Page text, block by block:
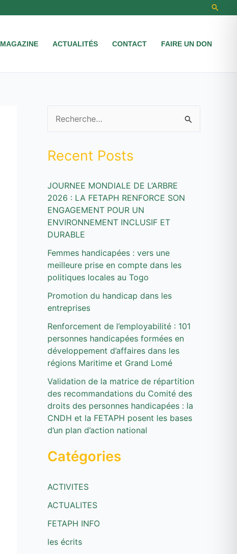
MAGAZINE ACTUALITÉS CONTACT FAIRE UN DON
c
e
r
c
h
e
r
:
Recent Posts
JOURNEE MONDIALE DE L’ARBRE
2026 : LA FETAPH RENFORCE SON
ENGAGEMENT POUR UN
ENVIRONNEMENT INCLUSIF ET
DURABLE
Femmes handicapées : vers une
meilleure prise en compte dans les
politiques locales au Togo
Promotion du handicap dans les
entreprises
Renforcement de l’employabilité : 101
personnes handicapées formées en
développement d’affaires dans les
régions Maritime et Grand Lomé
Validation de la matrice de répartition
des recommandations du Comité des
droits des personnes handicapées : la
CNDH et la FETAPH posent les bases
d’un plan d’action national
Catégories
ACTIVITES
ACTUALITES
FETAPH INFO
les écrits